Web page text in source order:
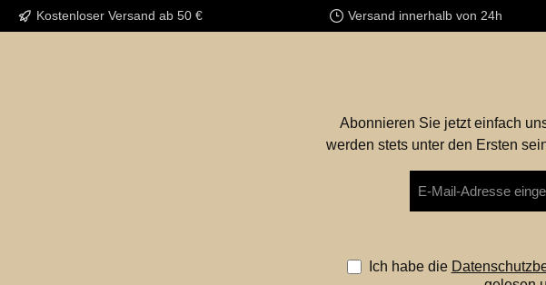
Kostenloser Versand ab 50 € Versand innerhalb von 24h
Abonnieren Sie jetzt einfach
werden stets unter den Ersten
Mail-
Ich habe die